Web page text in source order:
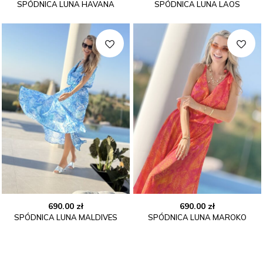
SPÓDNICA LUNA HAVANA SPÓDNICA LUNA LAOS
690.00 zł
SPÓDNICA LUNA MALDIVES
690.00 zł
SPÓDNICA LUNA MAROKO